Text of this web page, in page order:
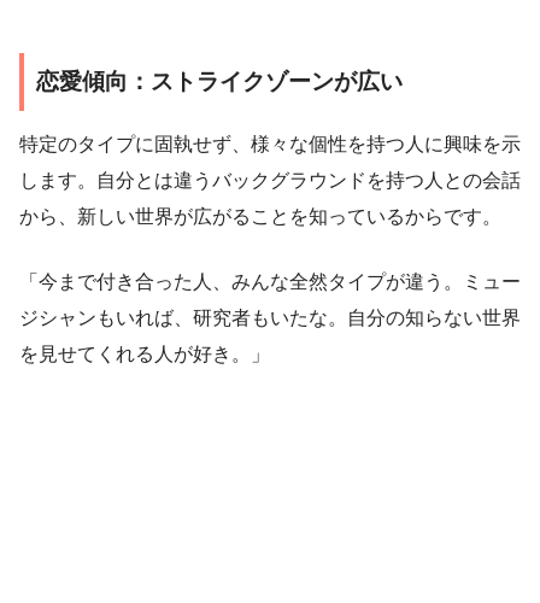
恋愛傾向：ストライクゾーンが広い
特定のタイプに固執せず、様々な個性を持つ人に興味を示
します。自分とは違うバックグラウンドを持つ人との会話
から、新しい世界が広がることを知っているからです。
「今まで付き合った人、みんな全然タイプが違う。ミュー
ジシャンもいれば、研究者もいたな。自分の知らない世界
を見せてくれる人が好き。」